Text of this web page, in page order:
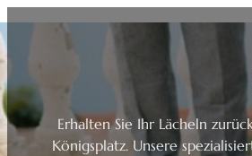
Erhalten Sie Ihr Lächeln
Königsplatz. Unsere